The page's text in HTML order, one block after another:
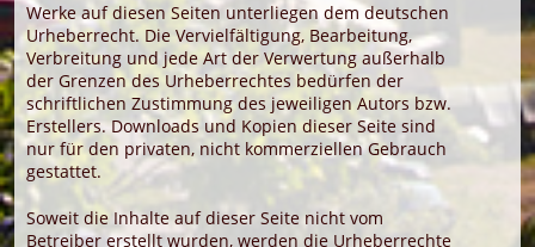
Werke auf diesen Seiten unterliegen dem deutschen
Urheberrecht. Die Vervielfältigung, Bearbeitung,
Verbreitung und jede Art der Verwertung außerhalb
der Grenzen des Urheberrechtes bedürfen der
schriftlichen Zustimmung des jeweiligen Autors bzw.
Erstellers. Downloads und Kopien dieser Seite sind
nur für den privaten, nicht kommerziellen Gebrauch
gestattet.
Soweit die Inhalte auf dieser Seite nicht vom
Betreiber erstellt wurden, werden die Urheberrechte